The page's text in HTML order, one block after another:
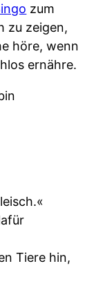
zum
zu zeigen,
höre, wenn
ernähre.
Tiere hin,